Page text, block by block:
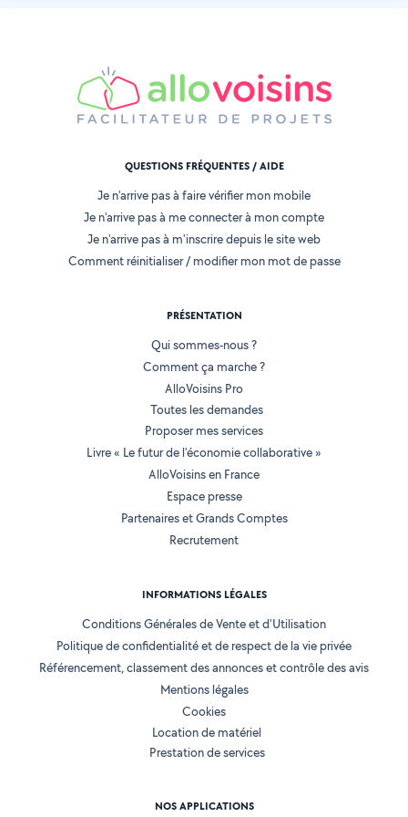
QUESTIONS FRÉQUENTES / AIDE
Je n'arrive pas à faire vérifier mon mobile
Je n'arrive pas à me connecter à mon compte
Je n'arrive pas à m'inscrire depuis le site web
Comment réinitialiser / modifier mon mot de passe
PRÉSENTATION
Qui sommes-nous ?
Comment ça marche ?
AlloVoisins Pro
Toutes les demandes
Proposer mes services
Livre « Le futur de l'économie collaborative »
AlloVoisins en France
Espace presse
Partenaires et Grands Comptes
Recrutement
INFORMATIONS LÉGALES
Conditions Générales de Vente et d'Utilisation
Politique de confidentialité et de respect de la vie privée
Référencement, classement des annonces et contrôle des avis
Mentions légales
Cookies
Location de matériel
Prestation de services
NOS APPLICATIONS